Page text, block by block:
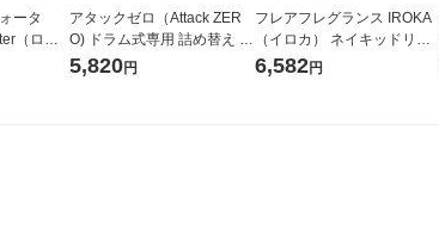
ータ
（ロハ
ベルレ
アタックゼロ（Attack ZER
O) ドラム式専用 詰め替え メ
ガジャンボ 2300g 1セット
5,820円
フレアフレグランス IROKA
（イロカ） ネイキッドリリ
ーの香り 柔軟剤 詰め替え 超
6,582円